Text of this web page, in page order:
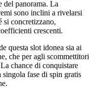
del panorama. La
sono inclini a rivelarsi
si concretizzano,
crescenti.
questa slot idonea sia ai
che per agli scommettitori
chance di conquistare
fase di spin gratis